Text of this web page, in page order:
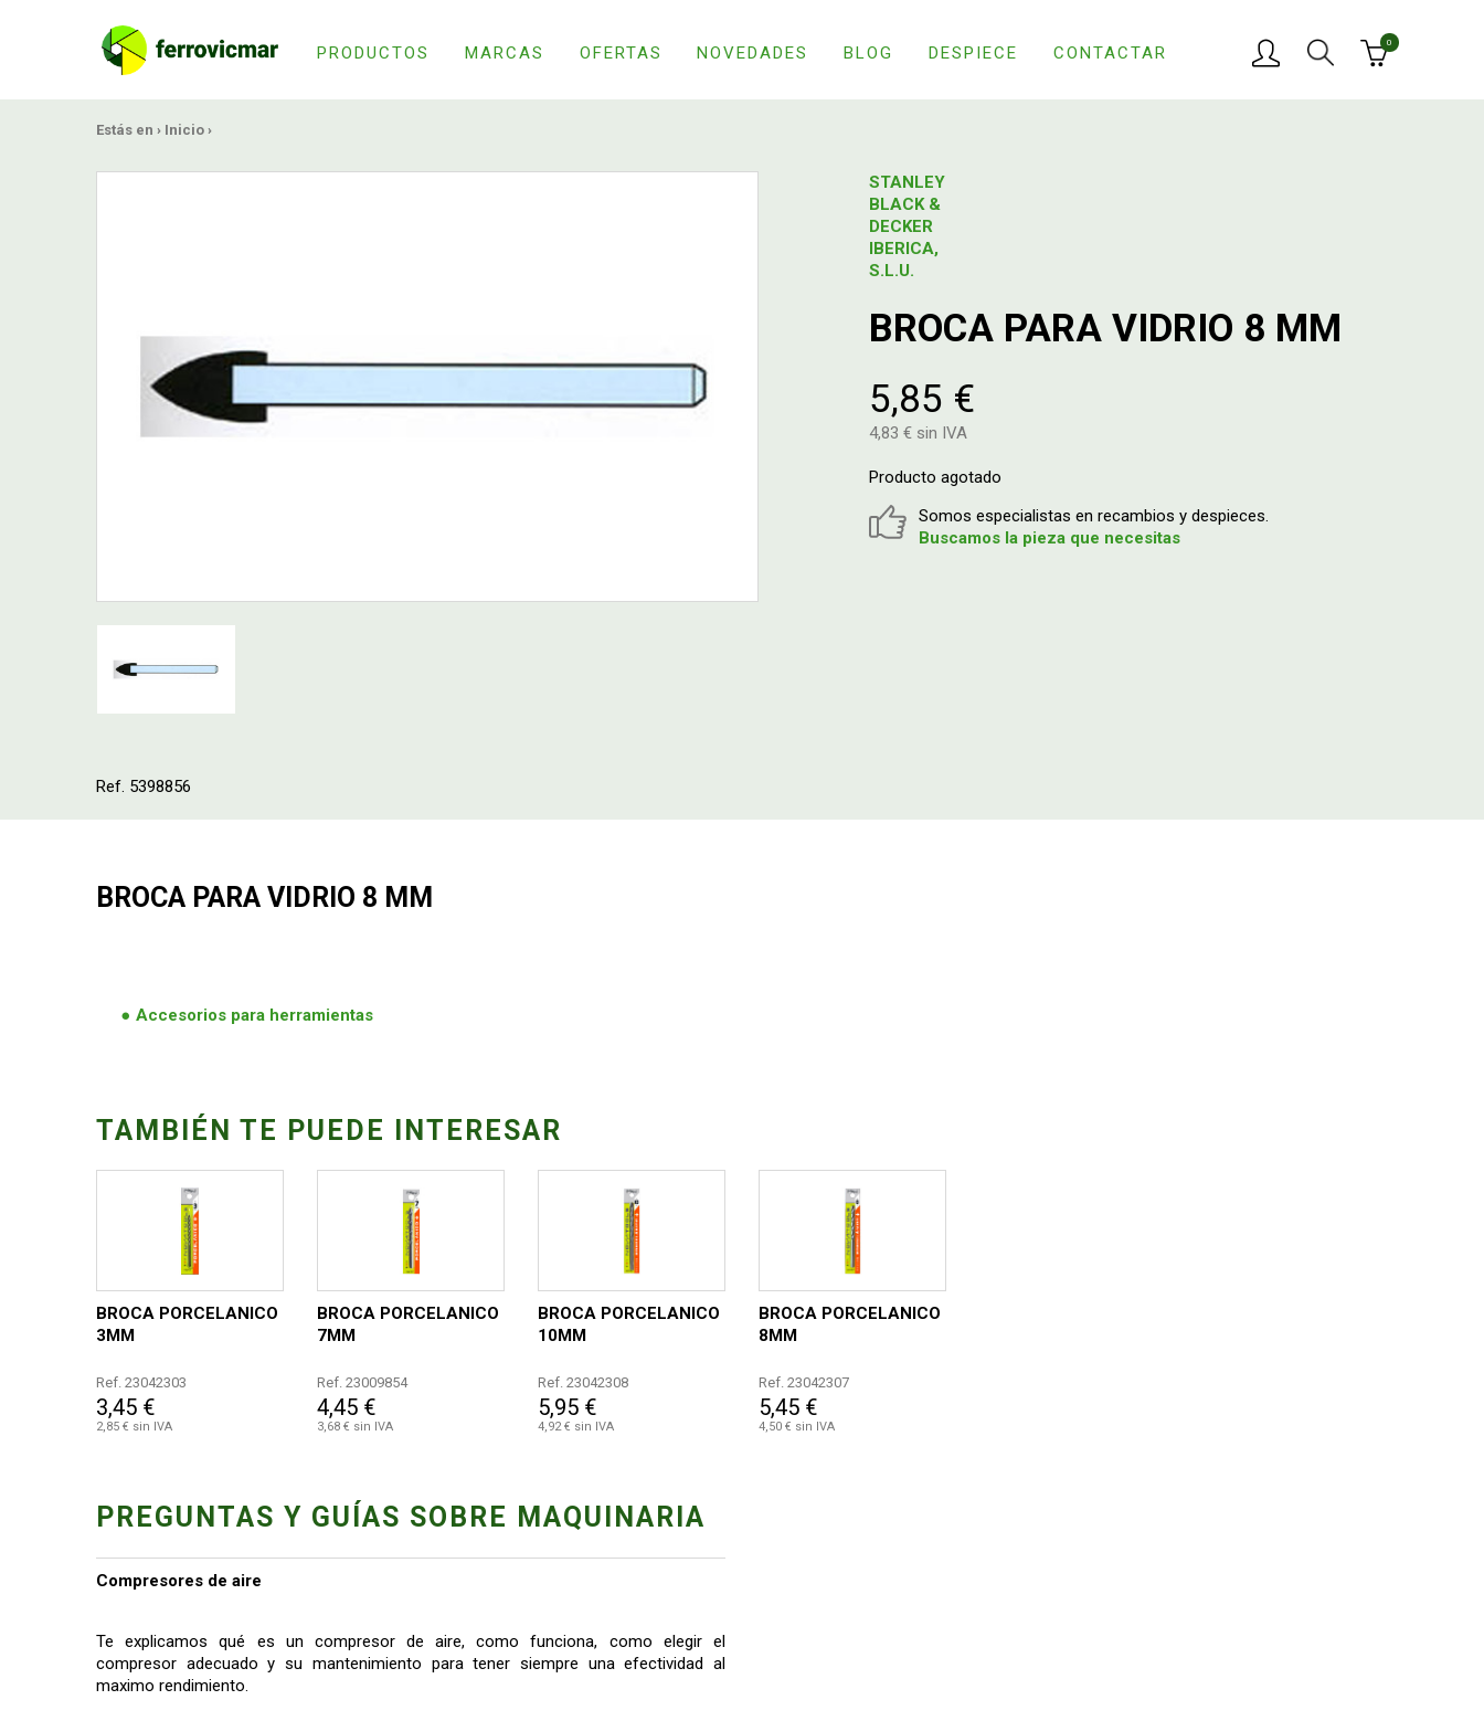
PRODUCTOS MARCAS OFERTAS NOVEDADES BLOG DESPIECE CONTACTAR
0
Estás en › Inicio ›
Ref. 5398856
STANLEY
BLACK &
DECKER
IBERICA,
S.L.U.
BROCA PARA VIDRIO 8 MM
5,85 €
4,83 € sin IVA
Producto agotado
Somos especialistas en recambios y despieces.
Buscamos la pieza que necesitas
BROCA PARA VIDRIO 8 MM
Accesorios para herramientas
TAMBIÉN TE PUEDE INTERESAR
BROCA PORCELANICO
3MM
Ref. 23042303
3,45 €
2,85 € sin IVA
BROCA PORCELANICO
7MM
Ref. 23009854
4,45 €
3,68 € sin IVA
BROCA PORCELANICO
10MM
Ref. 23042308
5,95 €
4,92 € sin IVA
BROCA PORCELANICO
8MM
Ref. 23042307
5,45 €
4,50 € sin IVA
PREGUNTAS Y GUÍAS SOBRE MAQUINARIA
Compresores de aire
Te explicamos qué es un compresor de aire, como funciona, como elegir el
compresor adecuado y su mantenimiento para tener siempre una efectividad al
maximo rendimiento.